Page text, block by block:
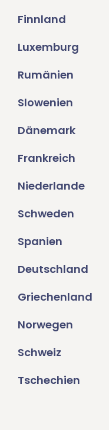
Finnland
Luxemburg
Rumänien
Slowenien
Dänemark
Frankreich
Niederlande
Schweden
Spanien
Deutschland
Griechenland
Norwegen
Schweiz
Tschechien